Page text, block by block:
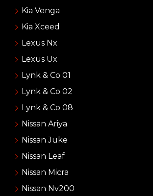
Kia Venga
Kia Xceed
Lexus Nx
Lexus Ux
Lynk & Co 01
Lynk & Co 02
Lynk & Co 08
Nissan Ariya
Nissan Juke
Nissan Leaf
Nissan Micra
Nissan Nv200